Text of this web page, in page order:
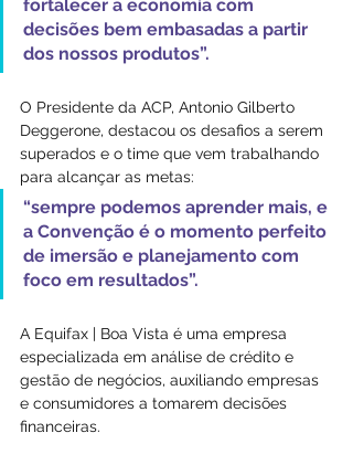
fortalecer a economia com
decisões bem embasadas a partir
dos nossos produtos”.
O Presidente da ACP, Antonio Gilberto
Deggerone, destacou os desafios a serem
superados e o time que vem trabalhando
para alcançar as metas:
“sempre podemos aprender mais, e
a Convenção é o momento perfeito
de imersão e planejamento com
foco em resultados”.
A Equifax | Boa Vista é uma empresa
especializada em análise de crédito e
gestão de negócios, auxiliando empresas
e consumidores a tomarem decisões
financeiras.